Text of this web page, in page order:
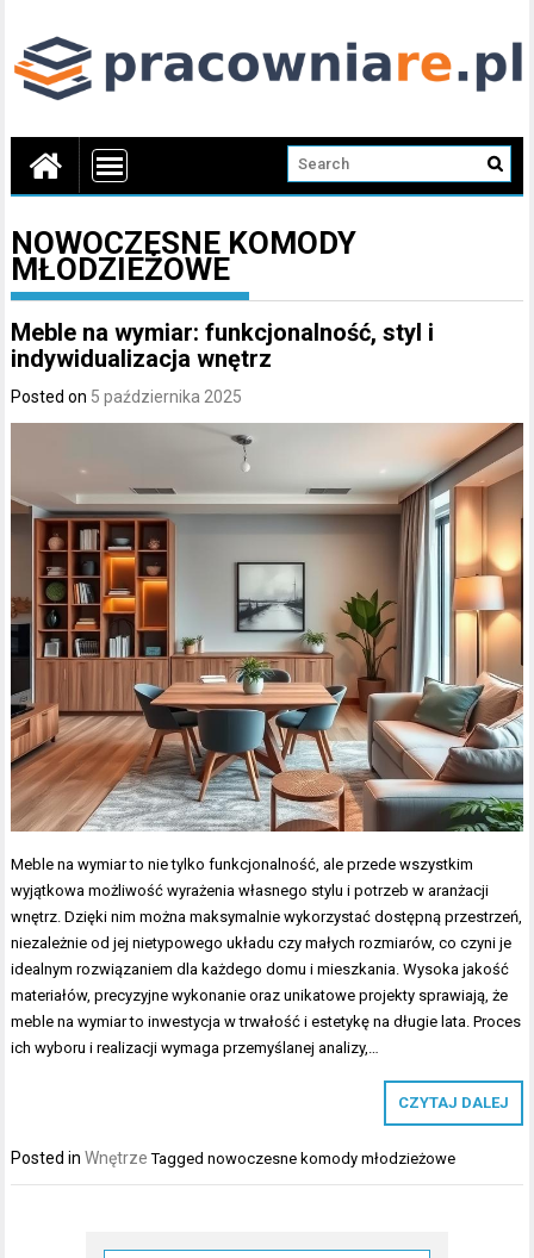
NOWOCZESNE KOMODY
MŁODZIEŻOWE
Meble na wymiar: funkcjonalność, styl i
indywidualizacja wnętrz
Posted on 5 października 2025
Meble na wymiar to nie tylko funkcjonalność, ale przede wszystkim
wyjątkowa możliwość wyrażenia własnego stylu i potrzeb w aranżacji
wnętrz. Dzięki nim można maksymalnie wykorzystać dostępną przestrzeń,
niezależnie od jej nietypowego układu czy małych rozmiarów, co czyni je
idealnym rozwiązaniem dla każdego domu i mieszkania. Wysoka jakość
materiałów, precyzyjne wykonanie oraz unikatowe projekty sprawiają, że
meble na wymiar to inwestycja w trwałość i estetykę na długie lata. Proces
ich wyboru i realizacji wymaga przemyślanej analizy,…
CZYTAJ DALEJ
Posted inWnętrze Taggednowoczesne komody młodzieżowe